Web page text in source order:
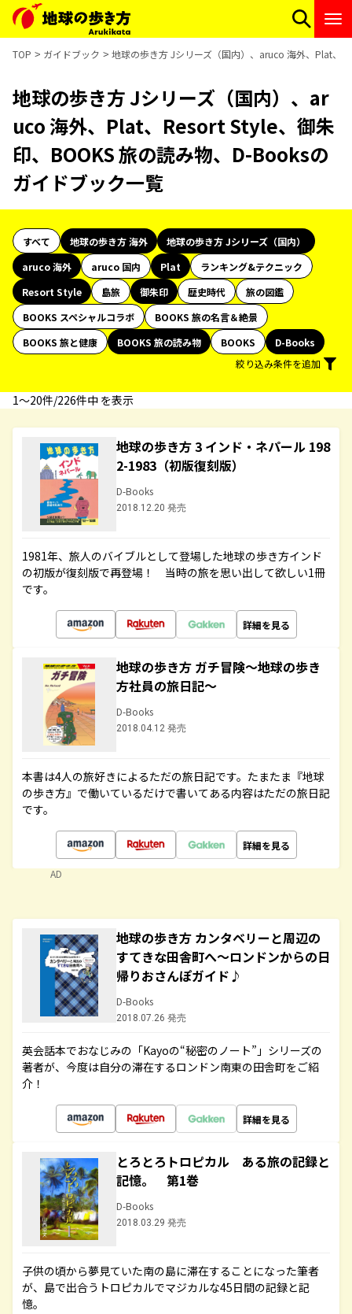
TOP ガイドブック 地球の歩き方 Jシリーズ（国内）、aruco 海外、Plat、
地球の歩き方 Jシリーズ（国内）、ar
uco 海外、Plat、Resort Style、御朱
印、BOOKS 旅の読み物、D-Booksの
ガイドブック一覧
すべて 地球の歩き方 海外
地球の歩き方 Jシリーズ（国内）
aruco 海外
aruco 国内 Plat
ランキング&テクニック
Resort Style
島旅 御朱印 歴史時代
旅の図鑑
BOOKS スペシャルコラボ
BOOKS 旅の名言＆絶景
BOOKS 旅と健康
BOOKS 旅の読み物 BOOKS
D-Books
絞り込み条件を追加
1〜20件/226件中 を表示
地球の歩き方 3 インド・ネパール 198
2-1983（初版復刻版）
D-Books
2018.12.20 発売
1981年、旅人のバイブルとして登場した地球の歩き方インド
の初版が復刻版で再登場！ 当時の旅を思い出して欲しい1冊
です。
詳細を見る
地球の歩き方 ガチ冒険～地球の歩き
方社員の旅日記～
D-Books
2018.04.12 発売
本書は4人の旅好きによるただの旅日記です。たまたま『地球
の歩き方』で働いているだけで書いてある内容はただの旅日記
です。
詳細を見る
AD
地球の歩き方 カンタベリーと周辺の
すてきな田舎町へ～ロンドンからの日
帰りおさんぽガイド♪
D-Books
2018.07.26 発売
英会話本でおなじみの「Kayoの“秘密のノート”」シリーズの
著者が、今度は自分の滞在するロンドン南東の田舎町をご紹
介！
詳細を見る
とろとろトロピカル ある旅の記録と
記憶。 第1巻
D-Books
2018.03.29 発売
子供の頃から夢見ていた南の島に滞在することになった筆者
が、島で出合うトロピカルでマジカルな45日間の記録と記
憶。